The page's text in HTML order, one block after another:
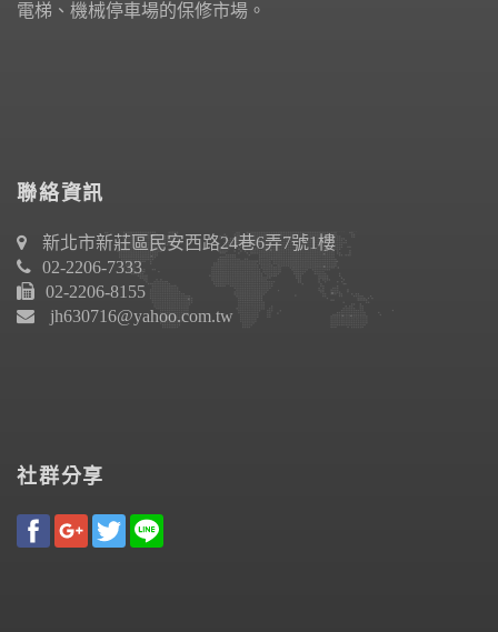
電梯、機械停車場的保修市場。
聯絡資訊
新北市新莊區民安西路24巷6弄7號1樓
02-2206-7333
02-2206-8155
jh630716@yahoo.com.tw
社群分享